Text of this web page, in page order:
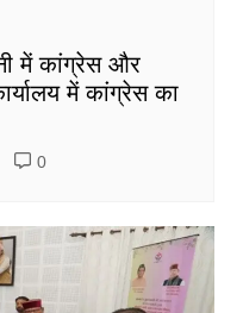
में कांग्रेस और
में कांग्रेस का
0